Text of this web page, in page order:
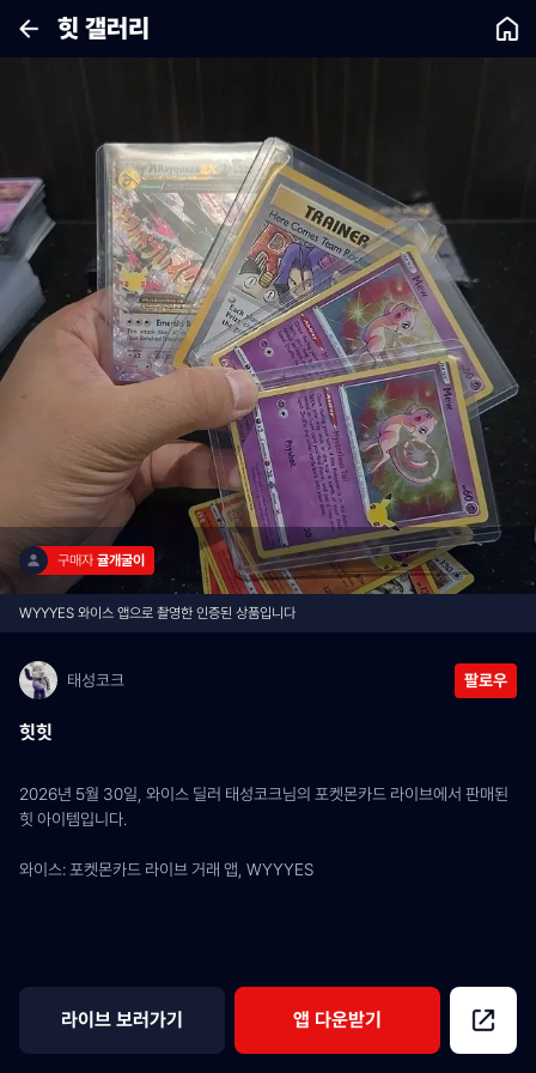
힛 갤러리
구매자 귤개굴이
WYYYES 와이스 앱으로 촬영한 인증된 상품입니다
태성코크 팔로우
힛힛
2026년 5월 30일, 와이스 딜러 태성코크님의 포켓몬카드 라이브에서 판매된
힛 아이템입니다.
와이스: 포켓몬카드 라이브 거래 앱, WYYYES
라이브 보러가기 앱 다운받기